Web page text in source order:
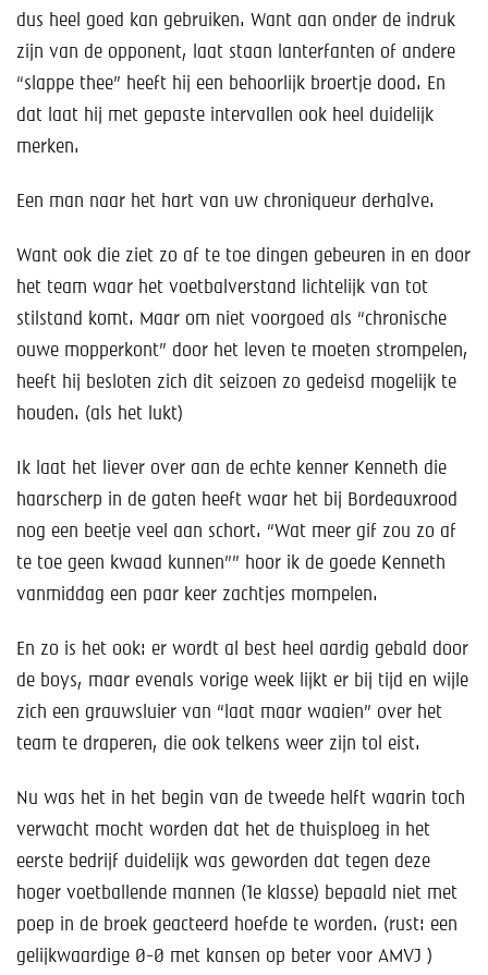
dus heel goed kan gebruiken. Want aan onder de indruk
zijn van de opponent, laat staan lanterfanten of andere
“slappe thee” heeft hij een behoorlijk broertje dood. En
dat laat hij met gepaste intervallen ook heel duidelijk
merken.
Een man naar het hart van uw chroniqueur derhalve.
Want ook die ziet zo af te toe dingen gebeuren in en door
het team waar het voetbalverstand lichtelijk van tot
stilstand komt. Maar om niet voorgoed als “chronische
ouwe mopperkont” door het leven te moeten strompelen,
heeft hij besloten zich dit seizoen zo gedeisd mogelijk te
houden. (als het lukt)
Ik laat het liever over aan de echte kenner Kenneth die
haarscherp in de gaten heeft waar het bij Bordeauxrood
nog een beetje veel aan schort. “Wat meer gif zou zo af
te toe geen kwaad kunnen”” hoor ik de goede Kenneth
vanmiddag een paar keer zachtjes mompelen.
En zo is het ook: er wordt al best heel aardig gebald door
de boys, maar evenals vorige week lijkt er bij tijd en wijle
zich een grauwsluier van “laat maar waaien” over het
team te draperen, die ook telkens weer zijn tol eist.
Nu was het in het begin van de tweede helft waarin toch
verwacht mocht worden dat het de thuisploeg in het
eerste bedrijf duidelijk was geworden dat tegen deze
hoger voetballende mannen (1e klasse) bepaald niet met
poep in de broek geacteerd hoefde te worden. (rust: een
gelijkwaardige 0-0 met kansen op beter voor AMVJ )